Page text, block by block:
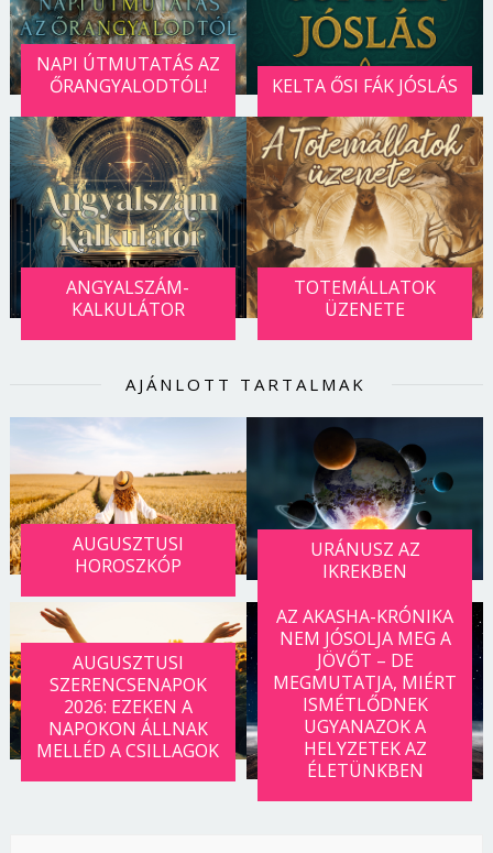
NAPI ÚTMUTATÁS AZ
ŐRANGYALODTÓL!
KELTA ŐSI FÁK JÓSLÁS
ANGYALSZÁM-
KALKULÁTOR
TOTEMÁLLATOK
ÜZENETE
AJÁNLOTT TARTALMAK
AUGUSZTUSI
HOROSZKÓP
URÁNUSZ AZ
IKREKBEN
AUGUSZTUSI
SZERENCSENAPOK
2026: EZEKEN A
NAPOKON ÁLLNAK
MELLÉD A CSILLAGOK
AZ AKASHA-KRÓNIKA
NEM JÓSOLJA MEG A
JÖVŐT – DE
MEGMUTATJA, MIÉRT
ISMÉTLŐDNEK
UGYANAZOK A
HELYZETEK AZ
ÉLETÜNKBEN